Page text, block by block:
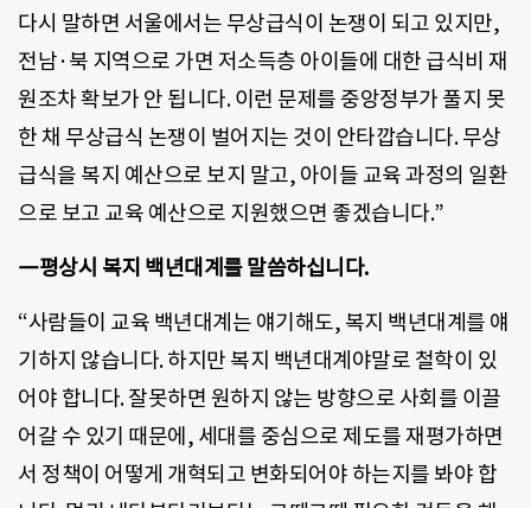
다시 말하면 서울에서는 무상급식이 논쟁이 되고 있지만,
전남·북 지역으로 가면 저소득층 아이들에 대한 급식비 재
원조차 확보가 안 됩니다. 이런 문제를 중앙정부가 풀지 못
한 채 무상급식 논쟁이 벌어지는 것이 안타깝습니다. 무상
급식을 복지 예산으로 보지 말고, 아이들 교육 과정의 일환
으로 보고 교육 예산으로 지원했으면 좋겠습니다.”
―평상시 복지 백년대계를 말씀하십니다.
“사람들이 교육 백년대계는 얘기해도, 복지 백년대계를 얘
기하지 않습니다. 하지만 복지 백년대계야말로 철학이 있
어야 합니다. 잘못하면 원하지 않는 방향으로 사회를 이끌
어갈 수 있기 때문에, 세대를 중심으로 제도를 재평가하면
서 정책이 어떻게 개혁되고 변화되어야 하는지를 봐야 합